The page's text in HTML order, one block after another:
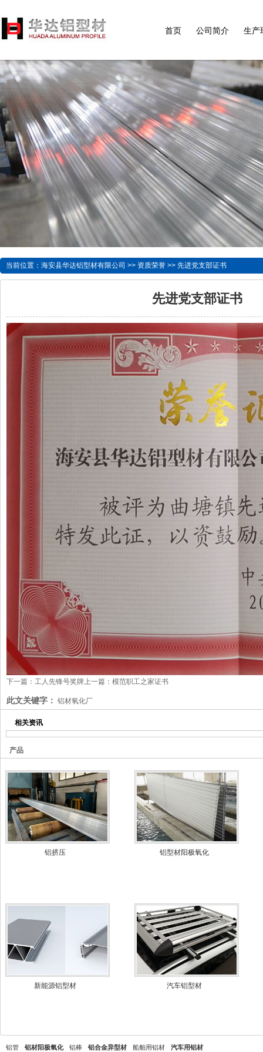
首页 公司简介 生产
当前位置： 海安县华达铝型材有限公司 >> 资质荣誉 >> 先进党支部证书
先进党支部证书
下一篇： 工人先锋号奖牌上一篇： 模范职工之家证书
此文关键字： 铝材氧化厂
相关资讯
产品
铝挤压 铝型材阳极氧化
新能源铝型材 汽车铝型材
铝管 铝材阳极氧化 铝棒 铝合金异型材 船舶用铝材 汽车用铝材